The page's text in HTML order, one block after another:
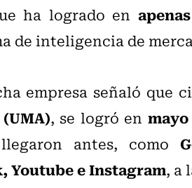
ha logrado en
de inteligencia de
empresa señaló que
, se logró en mayo
antes, como
Youtube e Instagram, a